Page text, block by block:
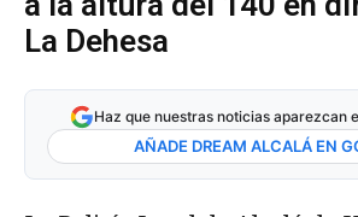
La Dehesa
Haz que nuestras noticias aparezcan
AÑADE DREAM ALCALÁ EN